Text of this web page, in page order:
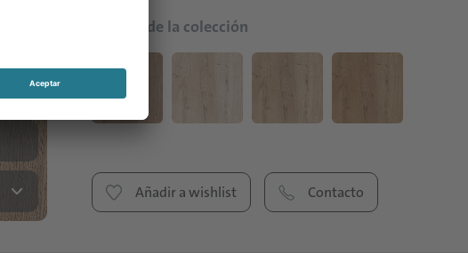
Colores de la colección
Añadir a wishlist Contacto